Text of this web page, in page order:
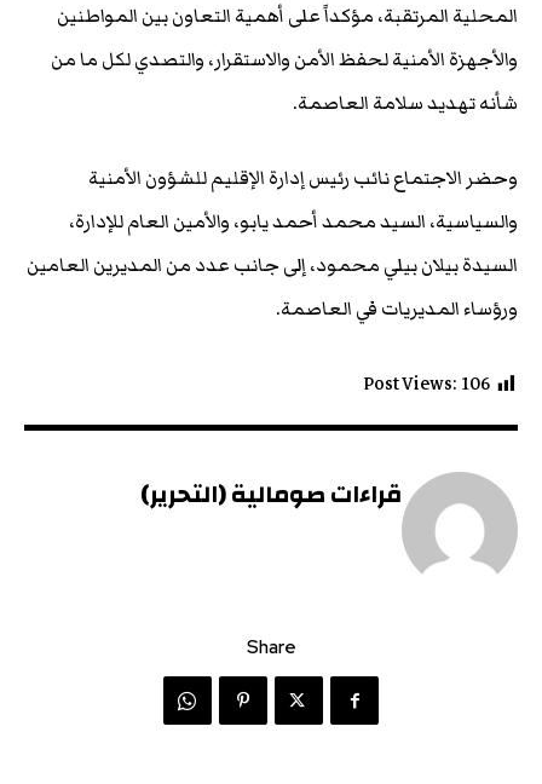
المحلية المرتقبة، مؤكداً على أهمية التعاون بين المواطنين
والأجهزة الأمنية لحفظ الأمن والاستقرار، والتصدي لكل ما من
شأنه تهديد سلامة العاصمة.
وحضر الاجتماع نائب رئيس إدارة الإقليم للشؤون الأمنية
والسياسية، السيد محمد أحمد يابو، والأمين العام للإدارة،
السيدة بيلان بيلي محمود، إلى جانب عدد من المديرين العامين
ورؤساء المديريات في العاصمة.
Post Views: 106
قراءات صومالية (التحرير)
Share